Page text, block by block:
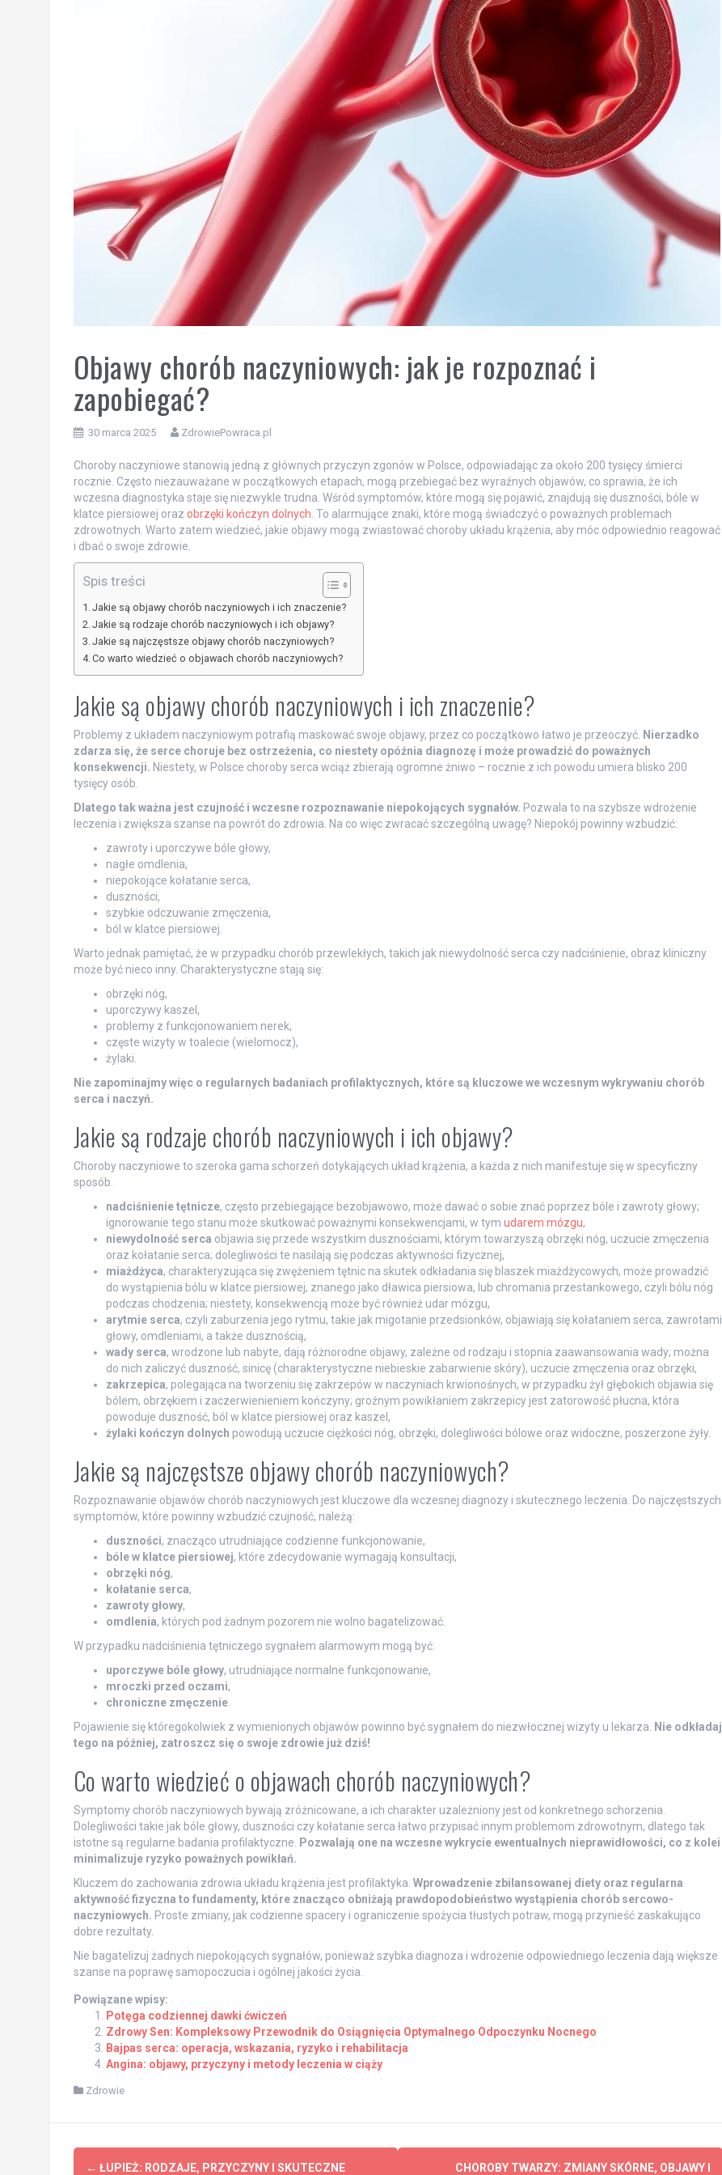
Objawy chorób naczyniowych: jak je rozpoznać i
zapobiegać?
30 marca 2025 ZdrowiePowraca.pl
Choroby naczyniowe stanowią jedną z głównych przyczyn zgonów w Polsce, odpowiadając za około 200 tysięcy śmierci
rocznie. Często niezauważane w początkowych etapach, mogą przebiegać bez wyraźnych objawów, co sprawia, że ich
wczesna diagnostyka staje się niezwykle trudna. Wśród symptomów, które mogą się pojawić, znajdują się duszności, bóle w
klatce piersiowej oraz obrzęki kończyn dolnych . To alarmujące znaki, które mogą świadczyć o poważnych problemach
zdrowotnych. Warto zatem wiedzieć, jakie objawy mogą zwiastować choroby układu krążenia, aby móc odpowiednio reagować
i dbać o swoje zdrowie.
Spis treści
Jakie są objawy chorób naczyniowych i ich znaczenie?
Jakie są rodzaje chorób naczyniowych i ich objawy?
Jakie są najczęstsze objawy chorób naczyniowych?
Co warto wiedzieć o objawach chorób naczyniowych?
Jakie są objawy chorób naczyniowych i ich znaczenie?
Problemy z układem naczyniowym potrafią maskować swoje objawy, przez co początkowo łatwo je przeoczyć. Nierzadko
zdarza się, że serce choruje bez ostrzeżenia, co niestety opóźnia diagnozę i może prowadzić do poważnych
konsekwencji. Niestety, w Polsce choroby serca wciąż zbierają ogromne żniwo – rocznie z ich powodu umiera blisko 200
tysięcy osób.
Dlatego tak ważna jest czujność i wczesne rozpoznawanie niepokojących sygnałów. Pozwala to na szybsze wdrożenie
leczenia i zwiększa szanse na powrót do zdrowia. Na co więc zwracać szczególną uwagę? Niepokój powinny wzbudzić:
zawroty i uporczywe bóle głowy,
nagłe omdlenia,
niepokojące kołatanie serca,
duszności,
szybkie odczuwanie zmęczenia,
ból w klatce piersiowej.
Warto jednak pamiętać, że w przypadku chorób przewlekłych, takich jak niewydolność serca czy nadciśnienie, obraz kliniczny
może być nieco inny. Charakterystyczne stają się:
obrzęki nóg,
uporczywy kaszel,
problemy z funkcjonowaniem nerek,
częste wizyty w toalecie (wielomocz),
żylaki.
Nie zapominajmy więc o regularnych badaniach profilaktycznych, które są kluczowe we wczesnym wykrywaniu chorób
serca i naczyń.
Jakie są rodzaje chorób naczyniowych i ich objawy?
Choroby naczyniowe to szeroka gama schorzeń dotykających układ krążenia, a każda z nich manifestuje się w specyficzny
sposób.
nadciśnienie tętnicze, często przebiegające bezobjawowo, może dawać o sobie znać poprzez bóle i zawroty głowy;
ignorowanie tego stanu może skutkować poważnymi konsekwencjami, w tym udarem mózgu,
niewydolność serca objawia się przede wszystkim dusznościami, którym towarzyszą obrzęki nóg, uczucie zmęczenia
oraz kołatanie serca; dolegliwości te nasilają się podczas aktywności fizycznej,
miażdżyca, charakteryzująca się zwężeniem tętnic na skutek odkładania się blaszek miażdżycowych, może prowadzić
do wystąpienia bólu w klatce piersiowej, znanego jako dławica piersiowa, lub chromania przestankowego, czyli bólu nóg
podczas chodzenia; niestety, konsekwencją może być również udar mózgu,
arytmie serca, czyli zaburzenia jego rytmu, takie jak migotanie przedsionków, objawiają się kołataniem serca, zawrotami
głowy, omdleniami, a także dusznością,
wady serca, wrodzone lub nabyte, dają różnorodne objawy, zależne od rodzaju i stopnia zaawansowania wady; można
do nich zaliczyć duszność, sinicę (charakterystyczne niebieskie zabarwienie skóry), uczucie zmęczenia oraz obrzęki,
zakrzepica, polegająca na tworzeniu się zakrzepów w naczyniach krwionośnych, w przypadku żył głębokich objawia się
bólem, obrzękiem i zaczerwienieniem kończyny; groźnym powikłaniem zakrzepicy jest zatorowość płucna, która
powoduje duszność, ból w klatce piersiowej oraz kaszel,
żylaki kończyn dolnych powodują uczucie ciężkości nóg, obrzęki, dolegliwości bólowe oraz widoczne, poszerzone żyły.
Jakie są najczęstsze objawy chorób naczyniowych?
Rozpoznawanie objawów chorób naczyniowych jest kluczowe dla wczesnej diagnozy i skutecznego leczenia. Do najczęstszych
symptomów, które powinny wzbudzić czujność, należą:
duszności, znacząco utrudniające codzienne funkcjonowanie,
bóle w klatce piersiowej, które zdecydowanie wymagają konsultacji,
obrzęki nóg,
kołatanie serca,
zawroty głowy,
omdlenia, których pod żadnym pozorem nie wolno bagatelizować.
W przypadku nadciśnienia tętniczego sygnałem alarmowym mogą być:
uporczywe bóle głowy, utrudniające normalne funkcjonowanie,
mroczki przed oczami,
chroniczne zmęczenie.
Pojawienie się któregokolwiek z wymienionych objawów powinno być sygnałem do niezwłocznej wizyty u lekarza.
Nie odkładaj
tego na później, zatroszcz się o swoje zdrowie już dziś!
Co warto wiedzieć o objawach chorób naczyniowych?
Symptomy chorób naczyniowych bywają zróżnicowane, a ich charakter uzależniony jest od konkretnego schorzenia.
Dolegliwości takie jak bóle głowy, duszności czy kołatanie serca łatwo przypisać innym problemom zdrowotnym, dlatego tak
istotne są regularne badania profilaktyczne.
Pozwalają one na wczesne wykrycie ewentualnych nieprawidłowości, co z kolei
minimalizuje ryzyko poważnych powikłań.
Kluczem do zachowania zdrowia układu krążenia jest profilaktyka. Wprowadzenie zbilansowanej diety oraz regularna
aktywność fizyczna to fundamenty, które znacząco obniżają prawdopodobieństwo wystąpienia chorób sercowo-
naczyniowych. Proste zmiany, jak codzienne spacery i ograniczenie spożycia tłustych potraw, mogą przynieść zaskakująco
dobre rezultaty.
Nie bagatelizuj żadnych niepokojących sygnałów, ponieważ szybka diagnoza i wdrożenie odpowiedniego leczenia dają większe
szanse na poprawę samopoczucia i ogólnej jakości życia.
Powiązane wpisy:
Potęga codziennej dawki ćwiczeń
Zdrowy Sen: Kompleksowy Przewodnik do Osiągnięcia Optymalnego Odpoczynku Nocnego
Bajpas serca: operacja, wskazania, ryzyko i rehabilitacja
Angina: objawy, przyczyny i metody leczenia w ciąży
Zdrowie
Post
← ŁUPIEŻ: RODZAJE, PRZYCZYNY I SKUTECZNE CHOROBY TWARZY: ZMIANY SKÓRNE, OBJAWY I